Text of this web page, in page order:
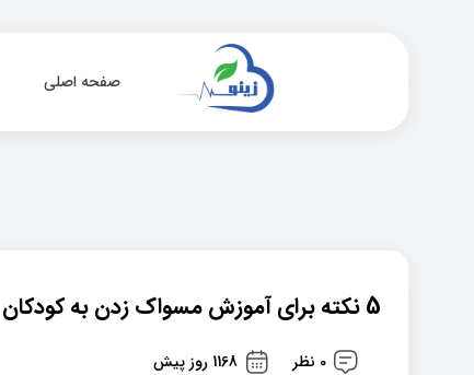
صفحه اصلی
5 نکته برای آموزش مسواک زدن به کودکان
0 نظر 1168 روز پیش